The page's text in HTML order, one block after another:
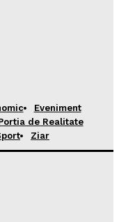
Eveniment
de Realitate
Ziar